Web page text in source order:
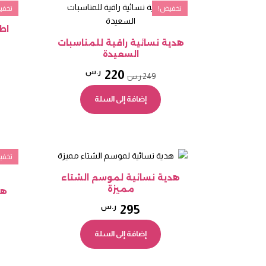
تخفيض!
هدية نسائية راقية للمناسبات
السعيدة
249ر.س السعر
الأصلي
هو:
220 ر.سالسعر
الحالي
هو:
إضافة إلى السلة
هدية نسائية لموسم الشتاء
مميزة
295 ر.س
إضافة إلى السلة